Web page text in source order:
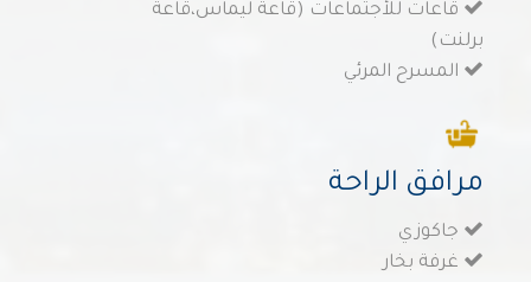
قاعات للأجتماعات (قاعة ليماس،قاعة
برلنت)
المسرح المرئي
مرافق الراحة
جاكوزي
غرفة بخار